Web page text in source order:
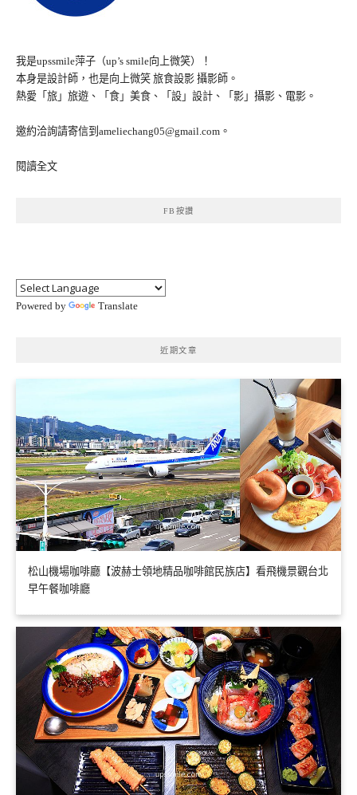
我是upssmile萍子（up’s smile向上微笑）！
本身是設計師，也是向上微笑 旅食設影 攝影師。
熱愛「旅」旅遊、「食」美食、「設」設計、「影」攝影、電影。
邀約洽詢請寄信到ameliechang05@gmail.com。
閱讀全文
FB按讚
Powered by Translate
近期文章
松山機場咖啡廳【波赫士領地精品咖啡館民族店】看飛機景觀台北
早午餐咖啡廳